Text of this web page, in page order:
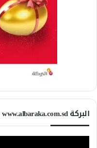
البركة www.albaraka.com.sd